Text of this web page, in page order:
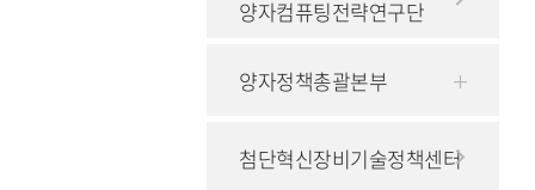
양자컴퓨팅전략연구단
양자정책총괄본부
첨단혁신장비기술정책센터